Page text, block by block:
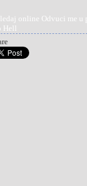
online Odvuci me u
Hell